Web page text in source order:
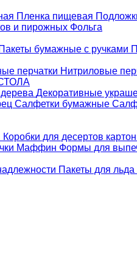
Пленка пищевая
и пирожных Фольга
Пакеты бумажные с ручками
перчатки Нитриловые
Декоративные
Салфетки бумажные
Коробки для десертов картон
Маффин Формы для
Пакеты для